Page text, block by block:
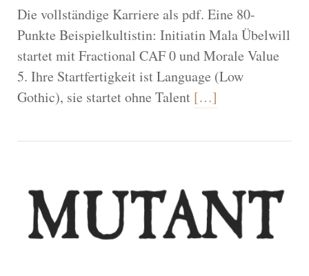
Die vollständige Karriere als pdf. Eine 80-
Punkte Beispielkultistin: Initiatin Mala Übelwill
startet mit Fractional CAF 0 und Morale Value
5. Ihre Startfertigkeit ist Language (Low
Gothic), sie startet ohne Talent […]